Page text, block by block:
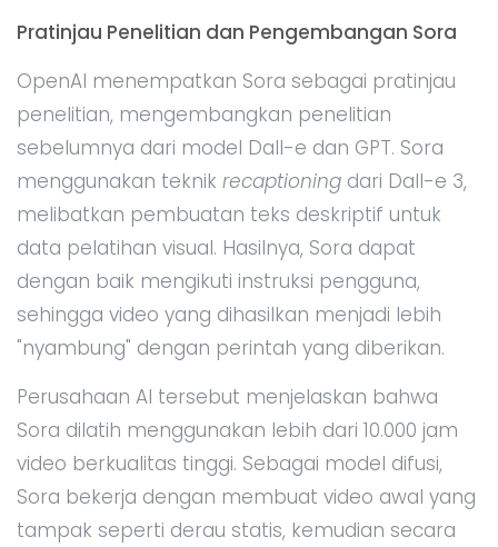
Pratinjau Penelitian dan Pengembangan Sora
OpenAI menempatkan Sora sebagai pratinjau
penelitian, mengembangkan penelitian
sebelumnya dari model Dall-e dan GPT. Sora
menggunakan teknik recaptioning dari Dall-e 3,
melibatkan pembuatan teks deskriptif untuk
data pelatihan visual. Hasilnya, Sora dapat
dengan baik mengikuti instruksi pengguna,
sehingga video yang dihasilkan menjadi lebih
"nyambung" dengan perintah yang diberikan.
Perusahaan AI tersebut menjelaskan bahwa
Sora dilatih menggunakan lebih dari 10.000 jam
video berkualitas tinggi. Sebagai model difusi,
Sora bekerja dengan membuat video awal yang
tampak seperti derau statis, kemudian secara